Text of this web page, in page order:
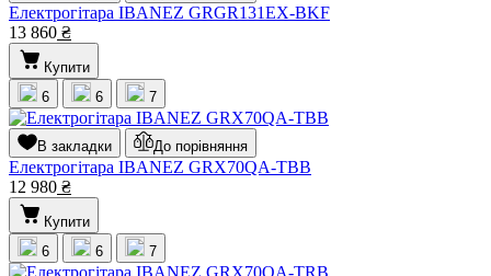
Електрогітара IBANEZ GRGR131EX-BKF
13 860 ₴
Купити
6
6 7
В закладки До порівняння
Електрогітара IBANEZ GRX70QA-TBB
12 980 ₴
Купити
6
6 7